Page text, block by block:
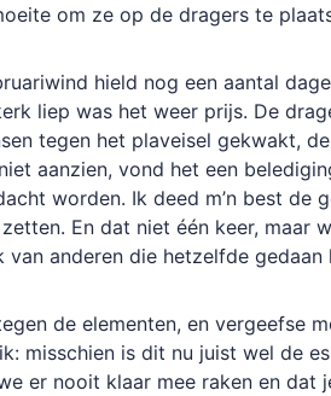
om ze op de dragers te
hield nog een aantal
liep was het weer prijs. De
tegen het plaveisel gekwakt,
aanzien, vond het een
worden. Ik deed m’n best de
En dat niet één keer, maar
van anderen die hetzelfde gedaan
de elementen, en vergeefse
misschien is dit nu juist wel de
er nooit klaar mee raken en dat